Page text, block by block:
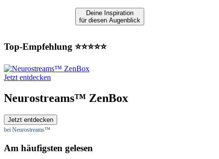
Deine Inspiration
für diesen Augenblick
Top-Empfehlung ⭐⭐⭐⭐⭐
Jetzt entdecken
Neurostreams™ ZenBox
Jetzt entdecken
bei Neurostreams™
Am häufigsten gelesen